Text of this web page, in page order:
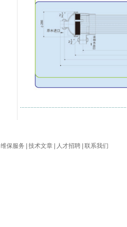
维保服务 技术文章 人才招聘 联系我们